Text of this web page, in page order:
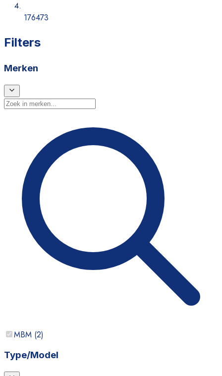
176473
Filters
Merken
MBM (2)
Type/Model